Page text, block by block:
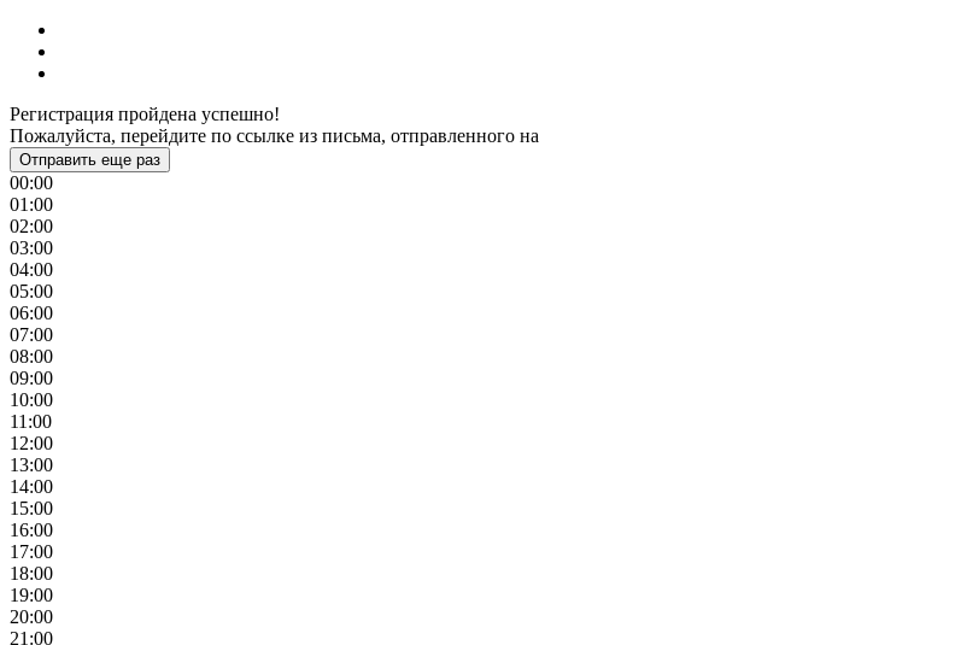
Регистрация пройдена успешно!
Пожалуйста, перейдите по ссылке из письма, отправленного на
Отправить еще раз
00:00
01:00
02:00
03:00
04:00
05:00
06:00
07:00
08:00
09:00
10:00
11:00
12:00
13:00
14:00
15:00
16:00
17:00
18:00
19:00
20:00
21:00